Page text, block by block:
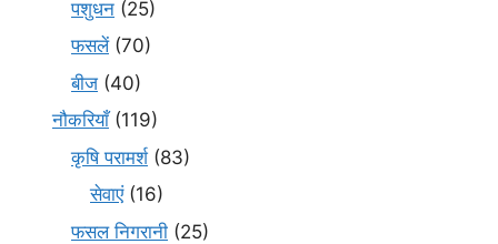
पशुधन (25)
फसलें(70)
बीज (40)
नौकरियाँ(119)
कृषि परामर्श(83)
सेवाएं(16)
फसल निगरानी (25)